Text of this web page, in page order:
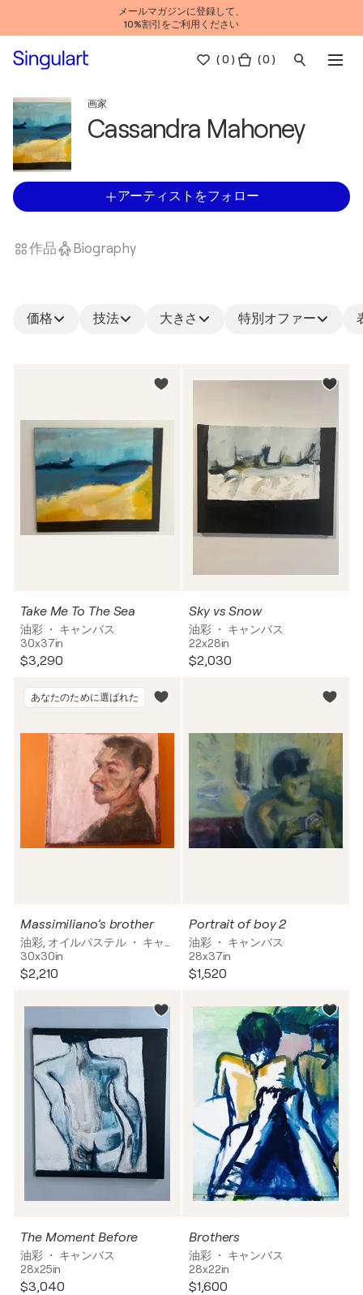
メールマガジンに登録して、
10%割引をご利用ください
(0 ) ( 0 )
画家
Cassandra Mahoney
アーティストをフォロー
作品 Biography
価格 技法 大きさ 特別オファー
Take Me To The Sea
油彩 ・ キャンバス
30x37in
$3,290
Sky vs Snow
油彩 ・ キャンバス
22x28in
$2,030
あなたのために選ばれた
Massimiliano’s brother
30x30in
$2,210
Portrait of boy 2
油彩 ・ キャンバス
28x37in
$1,520
The Moment Before
油彩 ・ キャンバス
28x25in
$3,040
Brothers
油彩 ・ キャンバス
28x22in
$1,600